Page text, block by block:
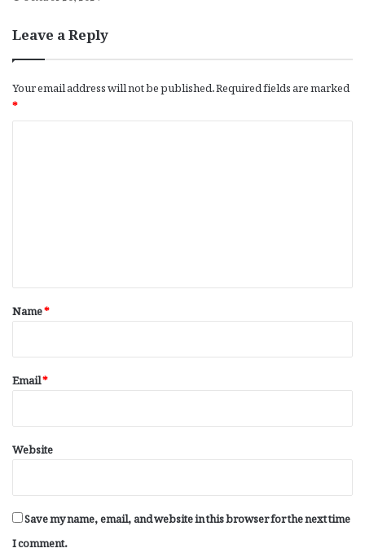
Leave a Reply
Your email address will not be published.Required fields are marked
*
*
Name*
Email*
Website
Save my name, email, and website in this browser for the next time
I comment.